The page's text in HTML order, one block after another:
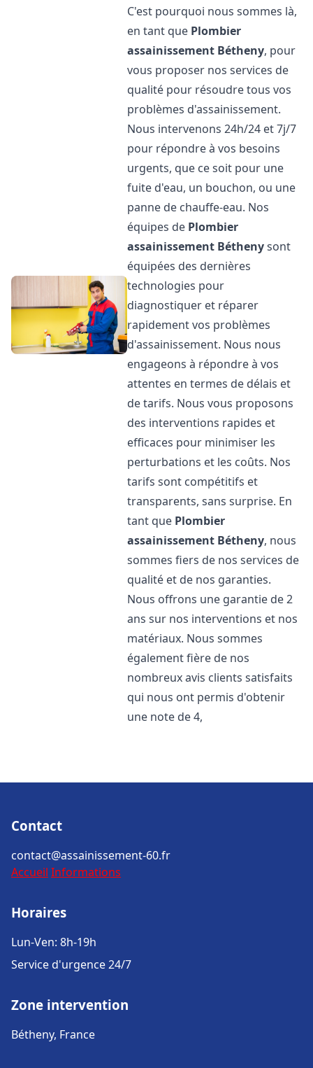
C'est pourquoi nous sommes là,
en tant que Plombier
assainissement Bétheny, pour
vous proposer nos services de
qualité pour résoudre tous vos
problèmes d'assainissement.
Nous intervenons 24h/24 et 7j/7
pour répondre à vos besoins
urgents, que ce soit pour une
fuite d'eau, un bouchon, ou une
panne de chauffe-eau. Nos
équipes de Plombier
assainissement Béthenysont
équipées des dernières
technologies pour
diagnostiquer et réparer
rapidement vos problèmes
d'assainissement. Nous nous
engageons à répondre à vos
attentes en termes de délais et
de tarifs. Nous vous proposons
des interventions rapides et
efficaces pour minimiser les
perturbations et les coûts. Nos
tarifs sont compétitifs et
transparents, sans surprise. En
tant que Plombier
assainissement Bétheny, nous
sommes fiers de nos services de
qualité et de nos garanties.
Nous offrons une garantie de 2
ans sur nos interventions et nos
matériaux. Nous sommes
également fière de nos
nombreux avis clients satisfaits
qui nous ont permis d'obtenir
une note de 4,
Contact
contact@assainissement-60.fr
Accueil Informations
Horaires
Lun-Ven: 8h-19h
Service d'urgence 24/7
Zone intervention
Bétheny, France